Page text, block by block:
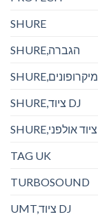
SHURE
SHURE,הגברה
SHURE,מיקרופונים
SHURE,ציוד DJ
SHURE,ציוד אולפני
TAG UK
TURBOSOUND
UMT,ציוד DJ